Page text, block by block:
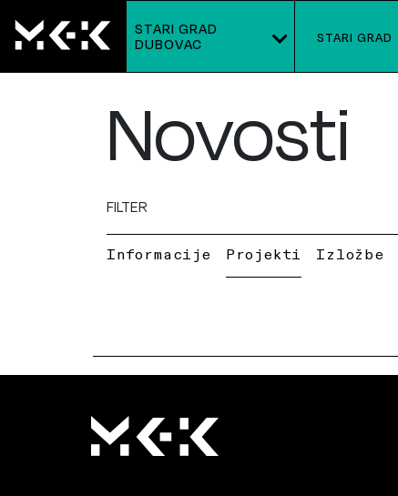
STARI GRAD
DUBOVAC
STARI GRAD
Novosti
FILTER
Informacije Projekti Izložbe